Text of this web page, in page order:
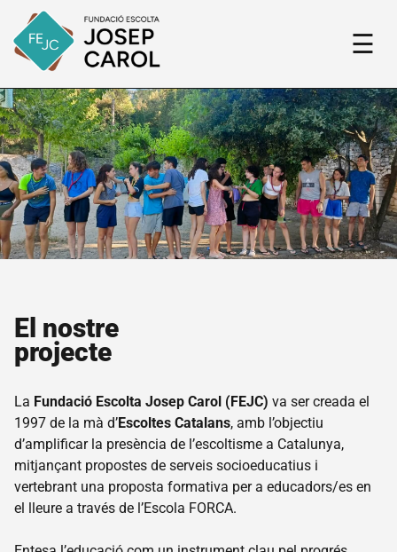
Fundació
nostre
projecte
Qui
som
Història
de la
☰
El nostre
projecte
La Fundació Escolta Josep Carol (FEJC) va ser creada el
1997 de la mà d’Escoltes Catalans, amb l’objectiu
d’amplificar la presència de l’escoltisme a Catalunya,
mitjançant propostes de serveis socioeducatius i
vertebrant una proposta formativa per a educadors/es en
el lleure a través de l’Escola FORCA.